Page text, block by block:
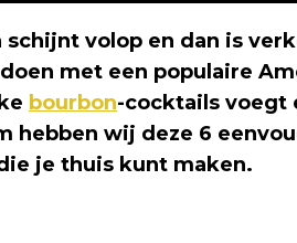
schijnt volop en dan is
met een populaire
bourbon-cocktails voegt
hebben wij deze 6
je thuis kunt maken.